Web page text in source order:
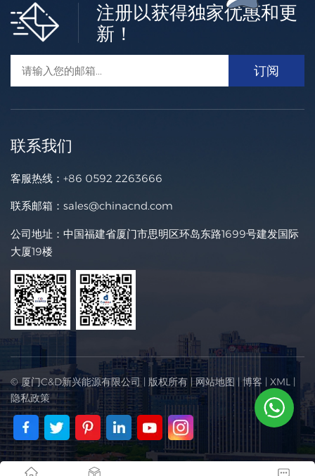
注册以获得独家优惠和更
新！
联系我们
客服热线： +86 0592 2263666
联系邮箱： sales@chinacnd.com
公司地址：中国福建省厦门市思明区环岛东路1699号建发国际
大厦19楼
© 厦门C&D新兴能源有限公司 | 版权所有 |网站地图 | 博客 | XML |
隐私政策